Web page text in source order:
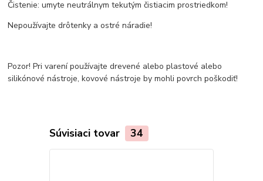
Čistenie: umyte neutrálnym tekutým čistiacim prostriedkom!
Nepoužívajte drôtenky a ostré náradie!
Pozor! Pri varení používajte drevené alebo plastové alebo
silikónové nástroje, kovové nástroje by mohli povrch poškodiť!
Súvisiaci tovar 34